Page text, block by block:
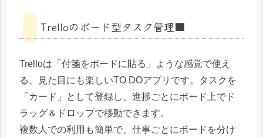
Trelloのボード型タスク管理🟩
Trelloは「付箋をボードに貼る」ような感覚で使え
る、見た目にも楽しいTO DOアプリです。タスクを
「カード」として登録し、進捗ごとにボード上でド
ラッグ＆ドロップで移動できます。
複数人での利用も簡単で、仕事ごとにボードを分け